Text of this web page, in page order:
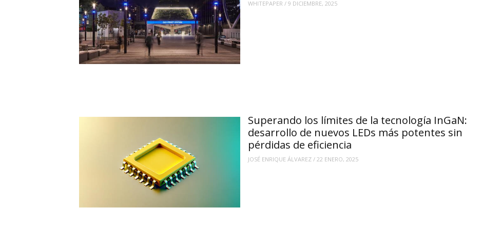
WHITEPAPER / 9 DICIEMBRE, 2025
Superando los límites de la tecnología InGaN:
desarrollo de nuevos LEDs más potentes sin
pérdidas de eficiencia
JOSÉ ENRIQUE ÁLVAREZ/ 22 ENERO, 2025